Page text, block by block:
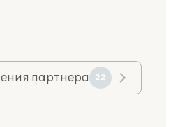
партнера 22